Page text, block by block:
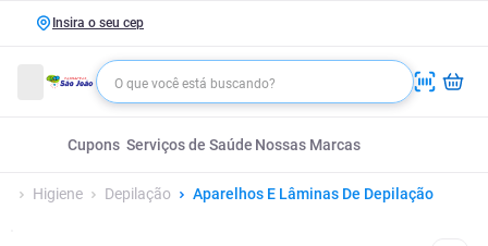
Insira o seu cep
Cupons Serviços de Saúde Nossas Marcas
Higiene Depilação Aparelhos E Lâminas De Depilação